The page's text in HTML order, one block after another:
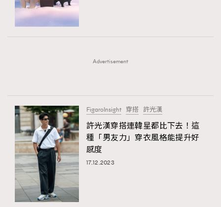
本人已詳閱並同意遵守本文列明條款及細則。 請瀏覽
(nmg.com.hk/privacy
本人願意接收新傳媒集團的最新消息及其他宣傳資訊，本人同意
About us Collaboration Opportunity Disclaimer
New Media Group | Madame Figaro editions: France | Greece
| Japan Portugal | Spain
Advertisement
FigaroInsight 穿搭 許光漢
許光漢穿搭連韓星都比下去！這
種「男友力」穿衣風格能提升好
感度
17.12.2023